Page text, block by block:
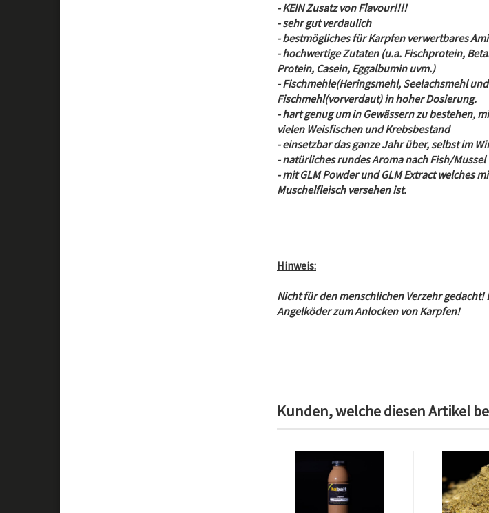
- KEIN Zusatz von Flavour!!!!
- sehr gut verdaulich
- bestmögliches für Karpfen verwertbares
- hochwertige Zutaten (u.a. Fischprotein,
Protein, Casein, Eggalbumin uvm.)
- Fischmehle(Heringsmehl, Seelachsmehl
Fischmehl(vorverdaut) in hoher Dosierung.
- hart genug um in Gewässern zu bestehen,
vielen Weisfischen und Krebsbestand
- einsetzbar das ganze Jahr über, selbst im
- natürliches rundes Aroma nach Fish/Mussel
- mit GLM Powder und GLM Extract welches
Muschelfleisch versehen ist.
Hinweis:
Nicht für den menschlichen Verzehr gedacht!
Angelköder zum Anlocken von Karpfen!
Kunden, welche diesen Artikel